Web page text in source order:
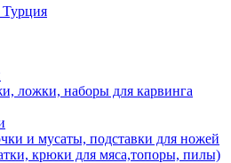
Турция
ложки, наборы для карвинга
и мусаты, подставки для ножей
крюки для мяса,топоры, пилы)